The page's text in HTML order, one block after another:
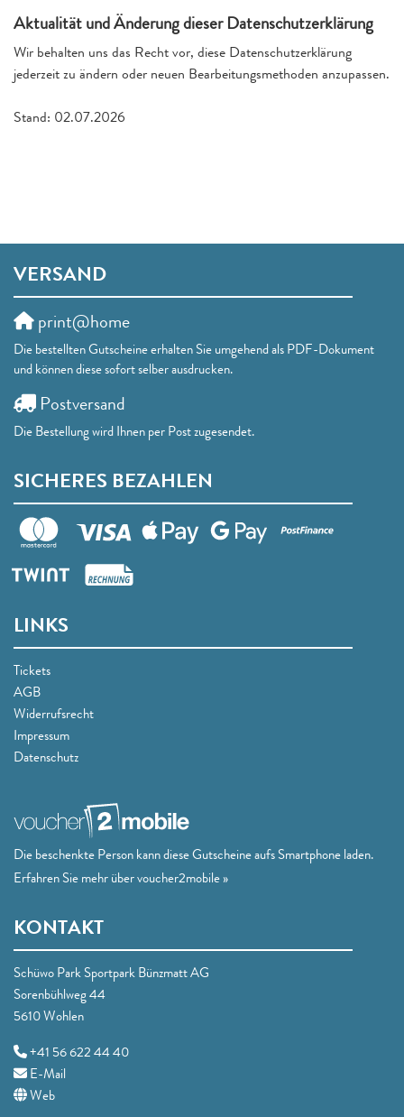
Aktualität und Änderung dieser Datenschutzerklärung
Wir behalten uns das Recht vor, diese Datenschutzerklärung
jederzeit zu ändern oder neuen Bearbeitungsmethoden anzupassen.
Stand: 02.07.2026
VERSAND
print@home
Die bestellten Gutscheine erhalten Sie umgehend als PDF-Dokument
und können diese sofort selber ausdrucken.
Postversand
Die Bestellung wird Ihnen per Post zugesendet.
SICHERES BEZAHLEN
LINKS
Tickets
AGB
Widerrufsrecht
Impressum
Datenschutz
Die beschenkte Person kann diese Gutscheine aufs Smartphone laden.
Erfahren Sie mehr über voucher2mobile »
KONTAKT
Schüwo Park Sportpark Bünzmatt AG
Sorenbühlweg 44
5610 Wohlen
+41 56 622 44 40
E-Mail
Web